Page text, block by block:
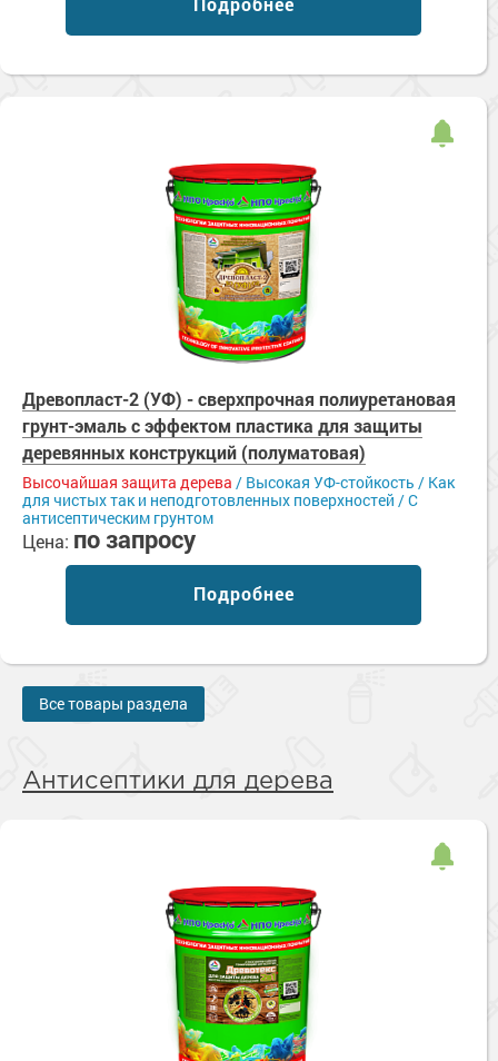
Сопутствующие товары
Морозостойкие краски для металла
Древопласт-2 (УФ) - сверхпрочная полиуретановая
грунт-эмаль с эффектом пластика для защиты
деревянных конструкций (полуматовая)
Высочайшая защита дерева / Высокая УФ-стойкость / Как
для чистых так и неподготовленных поверхностей / С
антисептическим грунтом
Цена: по запросу
Подробнее
Все товары раздела
Антисептики для дерева